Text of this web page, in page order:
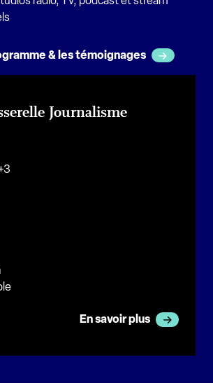
& les témoignages
Journalisme
En savoir plus